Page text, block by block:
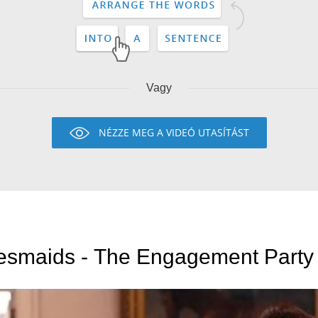
Vagy
NÉZZE MEG A VIDEÓ UTASÍTÁST
- The Engagement